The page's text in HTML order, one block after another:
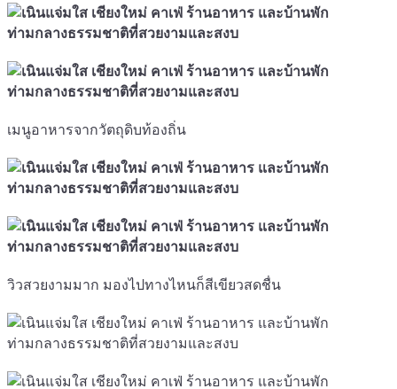
เมนูอาหารจากวัตถุดิบท้องถิ่น
วิวสวยงามมาก มองไปทางไหนก็สีเขียวสดชื่น